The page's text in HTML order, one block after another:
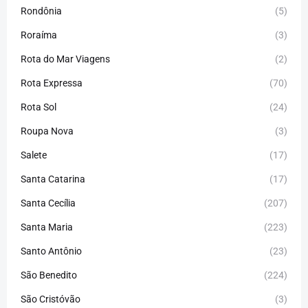
Rondônia (5)
Roraíma (3)
Rota do Mar Viagens (2)
Rota Expressa (70)
Rota Sol (24)
Roupa Nova (3)
Salete (17)
Santa Catarina (17)
Santa Cecília (207)
Santa Maria (223)
Santo Antônio (23)
São Benedito (224)
São Cristóvão (3)